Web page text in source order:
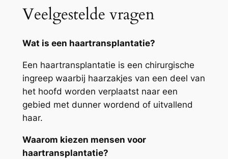
Veelgestelde vragen
Wat is een haartransplantatie?
Een haartransplantatie is een chirurgische
ingreep waarbij haarzakjes van een deel van
het hoofd worden verplaatst naar een
gebied met dunner wordend of uitvallend
haar.
Waarom kiezen mensen voor
haartransplantatie?